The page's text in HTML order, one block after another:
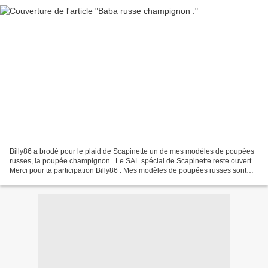
Billy86 a brodé pour le plaid de Scapinette un de mes modèles de poupées
russes, la poupée champignon . Le SAL spécial de Scapinette reste ouvert .
Merci pour ta participation Billy86 . Mes modèles de poupées russes sont